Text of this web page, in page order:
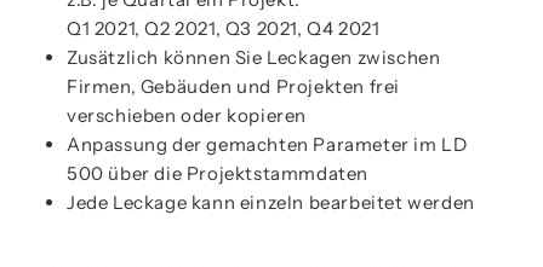
Q1 2021, Q2 2021, Q3 2021, Q4 2021
Zusätzlich können Sie Leckagen zwischen
Firmen, Gebäuden und Projekten frei
verschieben oder kopieren
Anpassung der gemachten Parameter im LD
500 über die Projektstammdaten
Jede Leckage kann einzeln bearbeitet werden